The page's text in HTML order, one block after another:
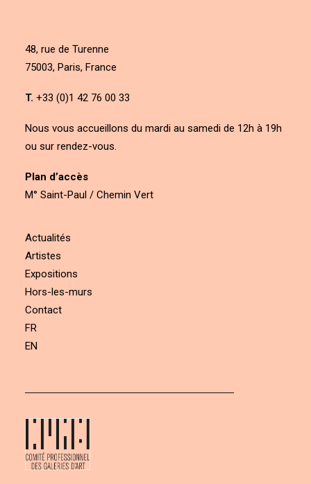
48, rue de Turenne
75003, Paris, France
T. +33 (0)1 42 76 00 33
Nous vous accueillons du mardi au samedi de 12h à 19h
ou sur rendez-vous.
Plan d’accès
M° Saint-Paul / Chemin Vert
Actualités
Artistes
Expositions
Hors-les-murs
Contact
FR
EN